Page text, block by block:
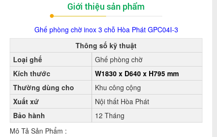
Giới thiệu sản phẩm
Ghế phòng chờ inox 3 chỗ Hòa Phát GPC04I-3
Thông số kỹ thuật
Loại ghế
Ghế phòng chờ
Kích thước
W1830 x D640 x H795 mm
Thường dùng cho
Khu công cộng
Xuất xứ
Nội thất Hòa Phát
Bảo hành
12 Tháng
Mô Tả Sản Phẩm :